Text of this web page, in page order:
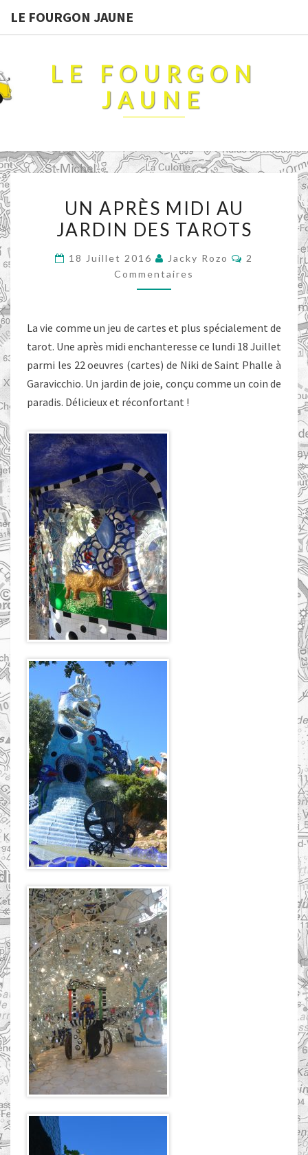
LE FOURGON JAUNE
LE FOURGON
JAUNE
APRÈS
MIDI
JARDIN
DES
UN APRÈS MIDI AU
JARDIN DES TAROTS
18 Juillet 2016 Jacky Rozo
2
Commentaires
La vie comme un jeu de cartes et plus spécialement de
tarot. Une après midi enchanteresse ce lundi 18 Juillet
parmi les 22 oeuvres (cartes) de Niki de Saint Phalle à
Garavicchio. Un jardin de joie, conçu comme un coin de
paradis. Délicieux et réconfortant !